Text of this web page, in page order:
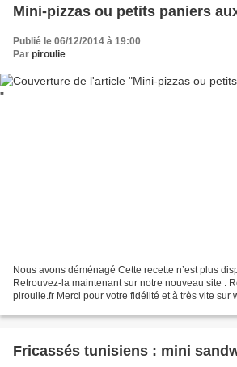
Mini-pizzas ou petits paniers
Publié le 06/12/2014 à 19:00
Par piroulie
Nous avons déménagé Cette recette n’est plus
Retrouvez-la maintenant sur notre nouveau site :
piroulie.fr Merci pour votre fidélité et à très vite sur
Fricassés tunisiens : mini